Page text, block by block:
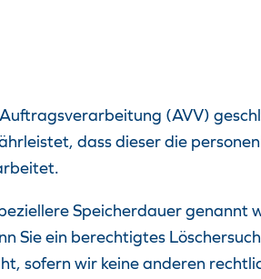
(AVV)
dass dieser die
Speicherdauer genannt
Sie ein berechtigtes
sofern wir keine anderen